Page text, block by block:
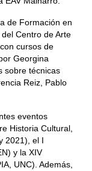
de Formación en
Centro de Arte
cursos de
Georgina
sobre técnicas
Reiz, Pablo
eventos
Historia Cultural,
2021), el I
y la XIV
UNC). Además,